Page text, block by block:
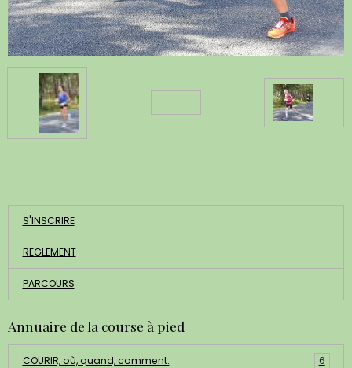
S'INSCRIRE
REGLEMENT
PARCOURS
Annuaire de la course à pied
COURIR, où, quand, comment. 6